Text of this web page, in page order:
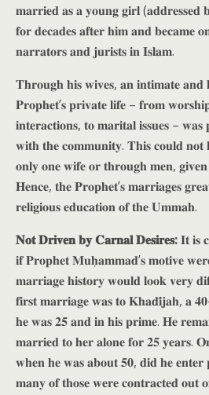
𝐦𝐚𝐫𝐫𝐢𝐞𝐝 𝐚𝐬 𝐚 𝐲𝐨𝐮𝐧𝐠 𝐠𝐢𝐫𝐥 (𝐚𝐝𝐝𝐫𝐞𝐬𝐬𝐞𝐝
𝐟𝐨𝐫 𝐝𝐞𝐜𝐚𝐝𝐞𝐬 𝐚𝐟𝐭𝐞𝐫 𝐡𝐢𝐦 𝐚𝐧𝐝 𝐛𝐞𝐜𝐚𝐦𝐞
𝐧𝐚𝐫𝐫𝐚𝐭𝐨𝐫𝐬 𝐚𝐧𝐝 𝐣𝐮𝐫𝐢𝐬𝐭𝐬 𝐢𝐧 𝐈𝐬𝐥𝐚𝐦.
𝐓𝐡𝐫𝐨𝐮𝐠𝐡 𝐡𝐢𝐬 𝐰𝐢𝐯𝐞𝐬, 𝐚𝐧 𝐢𝐧𝐭𝐢𝐦𝐚𝐭𝐞 𝐚𝐧𝐝
𝐏𝐫𝐨𝐩𝐡𝐞𝐭’𝐬 𝐩𝐫𝐢𝐯𝐚𝐭𝐞 𝐥𝐢𝐟𝐞 – 𝐟𝐫𝐨𝐦
𝐢𝐧𝐭𝐞𝐫𝐚𝐜𝐭𝐢𝐨𝐧𝐬, 𝐭𝐨 𝐦𝐚𝐫𝐢𝐭𝐚𝐥 𝐢𝐬𝐬𝐮𝐞𝐬 –
𝐰𝐢𝐭𝐡 𝐭𝐡𝐞 𝐜𝐨𝐦𝐦𝐮𝐧𝐢𝐭𝐲. 𝐓𝐡𝐢𝐬 𝐜𝐨𝐮𝐥𝐝
𝐨𝐧𝐥𝐲 𝐨𝐧𝐞 𝐰𝐢𝐟𝐞 𝐨𝐫 𝐭𝐡𝐫𝐨𝐮𝐠𝐡 𝐦𝐞𝐧,
𝐇𝐞𝐧𝐜𝐞, 𝐭𝐡𝐞 𝐏𝐫𝐨𝐩𝐡𝐞𝐭’𝐬 𝐦𝐚𝐫𝐫𝐢𝐚𝐠𝐞𝐬
𝐫𝐞𝐥𝐢𝐠𝐢𝐨𝐮𝐬 𝐞𝐝𝐮𝐜𝐚𝐭𝐢𝐨𝐧 𝐨𝐟 𝐭𝐡𝐞 𝐔𝐦𝐦𝐚𝐡.
𝐍𝐨𝐭 𝐃𝐫𝐢𝐯𝐞𝐧 𝐛𝐲 𝐂𝐚𝐫𝐧𝐚𝐥 𝐃𝐞𝐬𝐢𝐫𝐞𝐬:𝐈𝐭 𝐢𝐬
𝐢𝐟 𝐏𝐫𝐨𝐩𝐡𝐞𝐭 𝐌𝐮𝐡̣𝐚𝐦𝐦𝐚𝐝’𝐬 𝐦𝐨𝐭𝐢𝐯𝐞
𝐦𝐚𝐫𝐫𝐢𝐚𝐠𝐞 𝐡𝐢𝐬𝐭𝐨𝐫𝐲 𝐰𝐨𝐮𝐥𝐝 𝐥𝐨𝐨𝐤 𝐯𝐞𝐫𝐲
𝐟𝐢𝐫𝐬𝐭 𝐦𝐚𝐫𝐫𝐢𝐚𝐠𝐞 𝐰𝐚𝐬 𝐭𝐨 𝐊𝐡𝐚𝐝𝐢̄𝐣𝐚𝐡, 𝐚
𝐡𝐞 𝐰𝐚𝐬 𝟐𝟓 𝐚𝐧𝐝 𝐢𝐧 𝐡𝐢𝐬 𝐩𝐫𝐢𝐦𝐞. 𝐇𝐞
𝐦𝐚𝐫𝐫𝐢𝐞𝐝 𝐭𝐨 𝐡𝐞𝐫 𝐚𝐥𝐨𝐧𝐞 𝐟𝐨𝐫 𝟐𝟓 𝐲𝐞𝐚𝐫𝐬.
𝐰𝐡𝐞𝐧 𝐡𝐞 𝐰𝐚𝐬 𝐚𝐛𝐨𝐮𝐭 𝟓𝟎, 𝐝𝐢𝐝 𝐡𝐞 𝐞𝐧𝐭𝐞𝐫
𝐦𝐚𝐧𝐲 𝐨𝐟 𝐭𝐡𝐨𝐬𝐞 𝐰𝐞𝐫𝐞 𝐜𝐨𝐧𝐭𝐫𝐚𝐜𝐭𝐞𝐝 𝐨𝐮𝐭